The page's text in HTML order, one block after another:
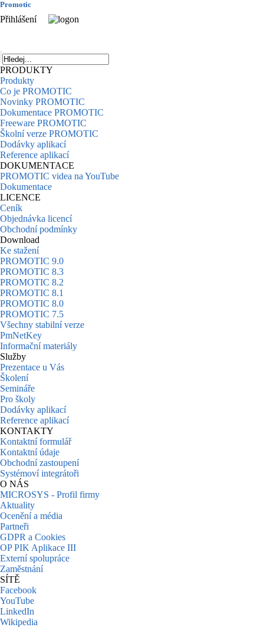
Promotic
Přihlášení
PRODUKTY
Produkty
Co je PROMOTIC
Novinky PROMOTIC
Dokumentace PROMOTIC
Freeware PROMOTIC
Školní verze PROMOTIC
Dodávky aplikací
Reference aplikací
DOKUMENTACE
PROMOTIC videa na YouTube
Dokumentace
LICENCE
Ceník
Objednávka licencí
Obchodní podmínky
Download
Ke stažení
PROMOTIC 9.0
PROMOTIC 8.3
PROMOTIC 8.2
PROMOTIC 8.1
PROMOTIC 8.0
PROMOTIC 7.5
Všechny stabilní verze
PmNetKey
Informační materiály
Služby
Prezentace u Vás
Školení
Semináře
Pro školy
Dodávky aplikací
Reference aplikací
KONTAKTY
Kontaktní formulář
Kontaktní údaje
Obchodní zastoupení
Systémoví integrátoři
O NÁS
MICROSYS - Profil firmy
Aktuality
Ocenění a média
Partneři
GDPR a Cookies
OP PIK Aplikace III
Externí spolupráce
Zaměstnání
SÍTĚ
Facebook
YouTube
LinkedIn
Wikipedia